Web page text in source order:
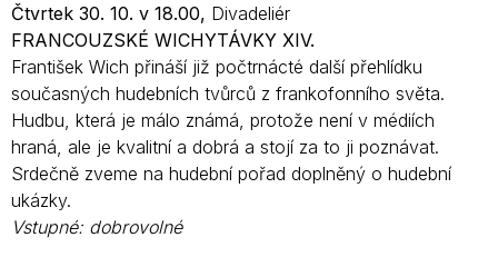
Čtvrtek 30. 10. v 18.00, Divadeliér
FRANCOUZSKÉ WICHYTÁVKY XIV.
František Wich přináší již počtrnácté další přehlídku
současných hudebních tvůrců z frankofonního světa.
Hudbu, která je málo známá, protože není v médiích
hraná, ale je kvalitní a dobrá a stojí za to ji poznávat.
Srdečně zveme na hudební pořad doplněný o hudební
ukázky.
Vstupné: dobrovolné